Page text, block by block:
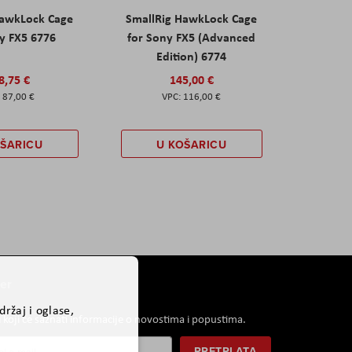
Cage
FX5 6776
€
87,00 €
SmallRig HawkLock Cage
for Sony FX5 (Advanced
Edition) 6774
145,00 €
116,00 €
U KOŠARICU
će saznati informacije o novostima i popustima.
i oglase,